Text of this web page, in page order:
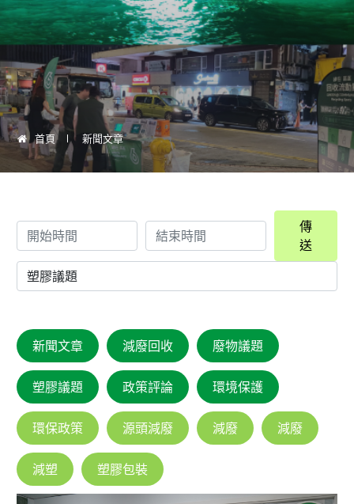
首頁 新聞文章
傳
送
新聞文章 減廢回收 廢物議題
塑膠議題 政策評論 環境保護
環保政策 源頭減廢 減廢 減廢
減塑 塑膠包裝